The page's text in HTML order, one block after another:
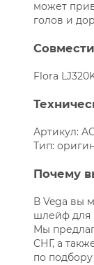
может
голов и
Flora
Артикул:
Тип:
Почему
В Vega вы
шлейф для
Мы
СНГ, а
по подбору